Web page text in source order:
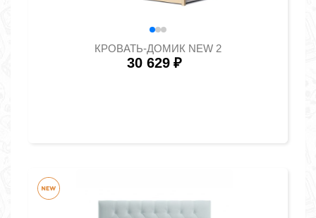
КРОВАТЬ-ДОМИК NEW 2
30 629 ₽